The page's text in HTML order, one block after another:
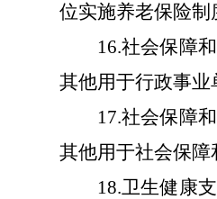
位实施养老保险
16.社会保障
其他用于行政事业
17.社会保障
其他用于社会保障
18.卫生健康